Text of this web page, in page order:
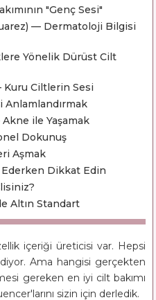
"Genç Sesi"
— Dermatoloji Bilgisi
Yönelik Dürüst Cilt
Ciltlerin Sesi
Anlamlandırmak
ile Yaşamak
Dokunuş
Aşmak
Dikkat Edin
Altın Standart
içeriği üreticisi var. Hepsi
Ama hangisi gerçekten
gereken en iyi cilt bakımı
sizin için derledik.